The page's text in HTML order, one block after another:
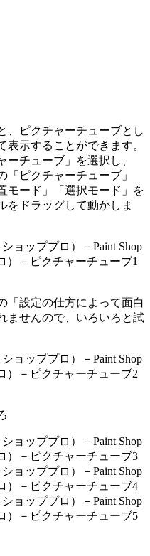
、ピクチャーチューブとし
示することができます。
ーチューブ」を選択し、
「ピクチャーチューブ」
モード」「選択モード」を
をドラッグして動かしま
「設定の仕方によって面白
ませんので、いろいろと試